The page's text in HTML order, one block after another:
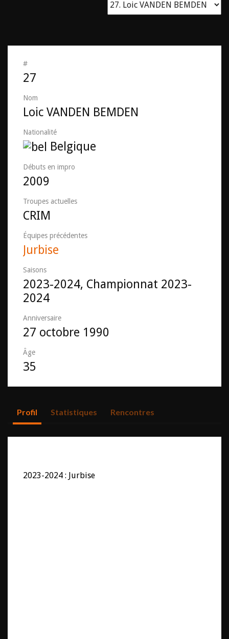
#
27
Nom
Loic VANDEN BEMDEN
Nationalité
Belgique
Débuts en impro
2009
Troupes actuelles
CRIM
Équipes précédentes
Jurbise
Saisons
2023-2024, Championnat 2023-
2024
Anniversaire
27 octobre 1990
Âge
35
Profil Statistiques Rencontres
2023-2024 : Jurbise